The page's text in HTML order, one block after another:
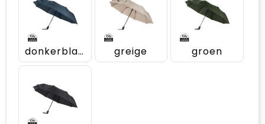
donkerblauw greige groen